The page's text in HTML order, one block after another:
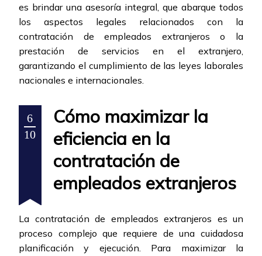
es brindar una asesoría integral, que abarque todos
los aspectos legales relacionados con la
contratación de empleados extranjeros o la
prestación de servicios en el extranjero,
garantizando el cumplimiento de las leyes laborales
nacionales e internacionales.
6
10
Cómo maximizar la
eficiencia en la
contratación de
empleados extranjeros
La contratación de empleados extranjeros es un
proceso complejo que requiere de una cuidadosa
planificación y ejecución. Para maximizar la